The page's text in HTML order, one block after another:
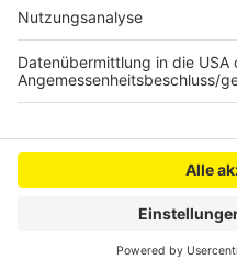
Anzeige